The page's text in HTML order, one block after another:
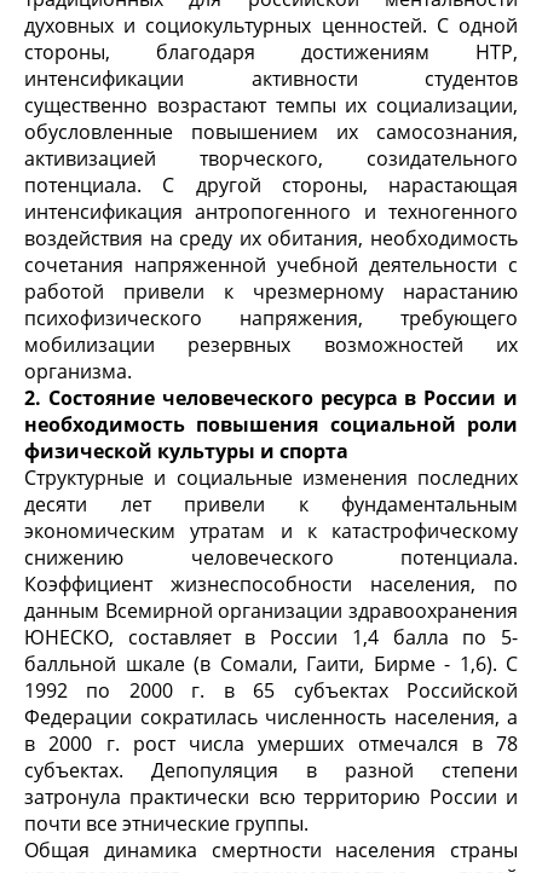
духовных и социокультурных ценностей. С одной
стороны, благодаря достижениям НТР,
интенсификации активности студентов
существенно возрастают темпы их социализации,
обусловленные повышением их самосознания,
активизацией творческого, созидательного
потенциала. С другой стороны, нарастающая
интенсификация антропогенного и техногенного
воздействия на среду их обитания, необходимость
сочетания напряженной учебной деятельности с
работой привели к чрезмерному нарастанию
психофизического напряжения, требующего
мобилизации резервных возможностей их
организма.
2. Состояние человеческого ресурса в России и
необходимость повышения социальной роли
физической культуры и спорта
Структурные и социальные изменения последних
десяти лет привели к фундаментальным
экономическим утратам и к катастрофическому
снижению человеческого потенциала.
Коэффициент жизнеспособности населения, по
данным Всемирной организации здравоохранения
ЮНЕСКО, составляет в России 1,4 балла по 5-
балльной шкале (в Сомали, Гаити, Бирме - 1,6). С
1992 по 2000 г. в 65 субъектах Российской
Федерации сократилась численность населения, а
в 2000 г. рост числа умерших отмечался в 78
субъектах. Депопуляция в разной степени
затронула практически всю территорию России и
почти все этнические группы.
Общая динамика смертности населения страны